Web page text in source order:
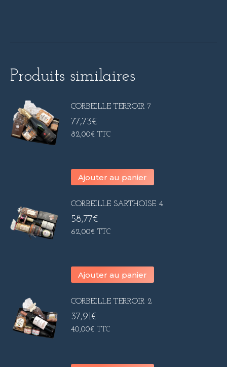
Produits similaires
CORBEILLE TERROIR 7
77,73€
82,00€ TTC
Ajouter au panier
CORBEILLE SARTHOISE 4
58,77€
62,00€ TTC
Ajouter au panier
CORBEILLE TERROIR 2
37,91€
40,00€ TTC